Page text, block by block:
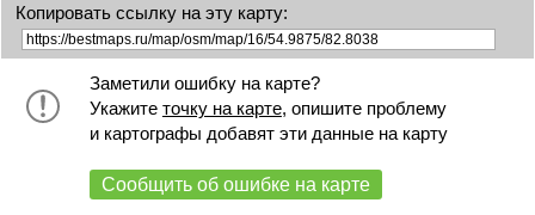
Копировать ссылку на эту карту:
Заметили ошибку на карте?
Укажите точку на карте, опишите проблему
и картографы добавят эти данные на карту
Сообщить об ошибке на карте